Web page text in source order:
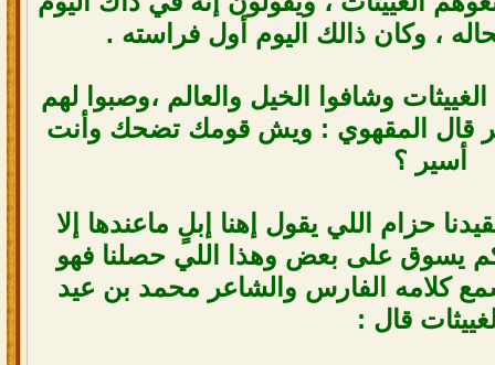
وشافوا الخيل والعالم ،وصبوا لهم
قال المقهوي : ويش قومك تضحك وأنت
أسير ؟
حزام اللي يقول إهنا إبلٍ ماعندها إلا
يسوق على بعض وهذا اللي حصلنا فهو
كلامه الفارس والشاعر محمد بن عيد
قال :